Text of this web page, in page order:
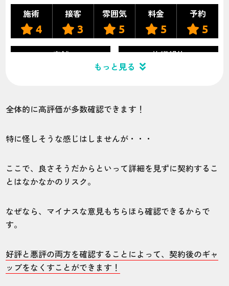
施術
4
接客
3
雰囲気
5
料金
5
予約
5
店舗 施術部位
があるように感じます。
20代・H・Oさん
施術 接客 雰囲気 料金 予約
池袋店
もっと見る
全体的に高評価が多数確認できます！
特に怪しそうな感じはしませんが・・・
ここで、良さそうだからといって詳細を見ずに契約するこ
とはなかなかのリスク。
なぜなら、マイナスな意見もちらほら確認できるからで
す。
好評と悪評の両方を確認することによって、契約後のギャ
ップをなくすことができます！